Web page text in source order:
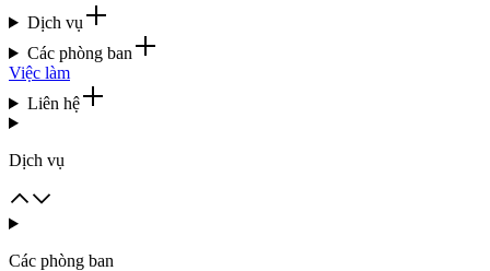
Dịch vụ
Các phòng ban
Việc làm
Liên hệ
Dịch vụ
Các phòng ban